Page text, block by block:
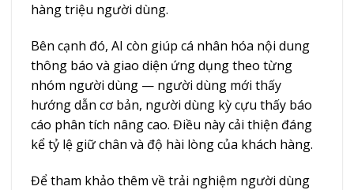
hàng triệu người dùng.
Bên cạnh đó, AI còn giúp cá nhân hóa nội dung
thông báo và giao diện ứng dụng theo từng
nhóm người dùng — người dùng mới thấy
hướng dẫn cơ bản, người dùng kỳ cựu thấy báo
cáo phân tích nâng cao. Điều này cải thiện đáng
kể tỷ lệ giữ chân và độ hài lòng của khách hàng.
Để tham khảo thêm về trải nghiệm người dùng